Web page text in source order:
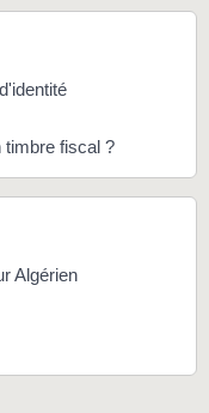
timbre fiscal ?
Algérien